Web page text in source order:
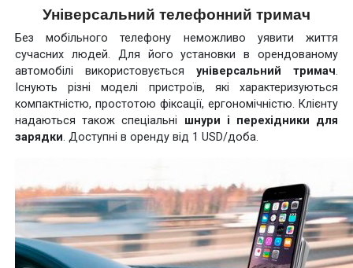
Універсальний телефонний тримач
Без мобільного телефону неможливо уявити життя
сучасних людей. Для його установки в орендованому
автомобілі використовується універсальний тримач.
Існують різні моделі пристроїв, які характеризуються
компактністю, простотою фіксації, ергономічністю. Клієнту
надаються також спеціальні шнури і перехідники для
зарядки. Доступні в оренду від 1 USD/доба.